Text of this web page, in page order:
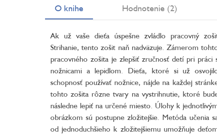
O knihe Hodnotenie (2)
Ak už vaše dieťa úspešne zvládlo pracovný
Strihanie, tento zošit naň nadväzuje. Zámerom
pracovného zošita je zlepšiť zručnosť detí pri práci
nožnicami a lepidlom. Dieťa, ktoré si už
schopnosť používať nožnice, nájde na každej
tohto zošita rôzne tvary na vystrihnutie, ktoré
následne lepiť na určené miesto. Úlohy k
obrázkom sú postupne zložitejšie. Metóda učenia
od jednoduchšieho k zložitejšiemu umožňuje